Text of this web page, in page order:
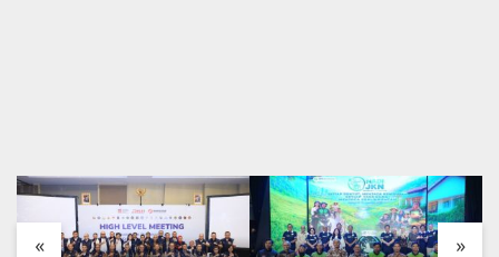
« »